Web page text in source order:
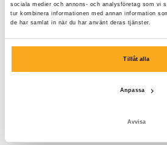
sociala medier och annons- och analysföretag som vi
tur kombinera informationen med annan information
de har samlat in när du har använt deras tjänster.
Tillåt alla
Anpassa
Avvisa
Vi finns här för att hjälpa dig,
chattbot för att få ett snabbt svar.
oss", välj din medlemskapstyp
kan också nå oss på hello-
efter att svara på din fråga inom
73 303 41 75 (mån–fre,
Skicka ett